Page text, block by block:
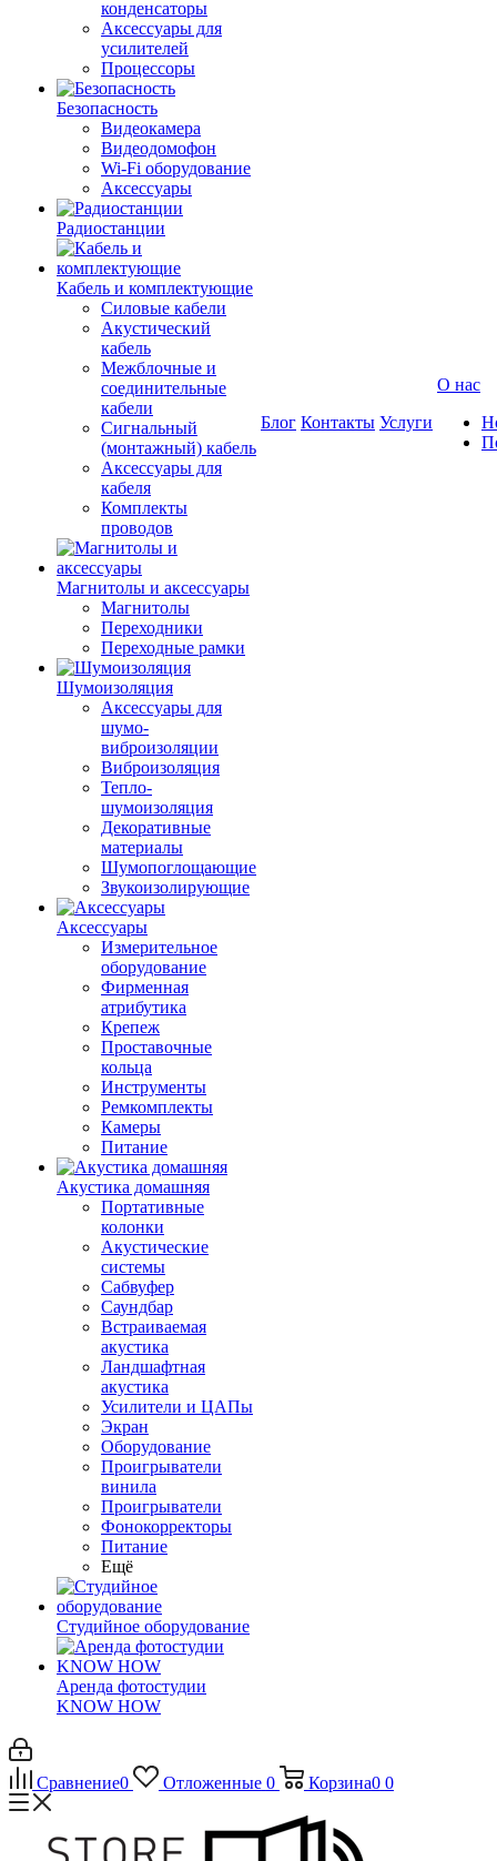
конденсаторы
Аксессуары для
усилителей
Процессоры
Безопасность
Видеокамера
Видеодомофон
Wi-Fi оборудование
Аксессуары
Радиостанции
Кабель и комплектующие
Силовые кабели
Акустический
кабель
Межблочные и
соединительные
кабели
Сигнальный
(монтажный) кабель
Аксессуары для
кабеля
Комплекты
проводов
Магнитолы и аксессуары
Магнитолы
Переходники
Переходные рамки
Шумоизоляция
Аксессуары для
шумо-
виброизоляции
Виброизоляция
Тепло-
шумоизоляция
Декоративные
материалы
Шумопоглощающие
Звукоизолирующие
Аксессуары
Измерительное
оборудование
Фирменная
атрибутика
Крепеж
Проставочные
кольца
Инструменты
Ремкомплекты
Камеры
Питание
Акустика домашняя
Портативные
колонки
Акустические
системы
Сабвуфер
Саундбар
Встраиваемая
акустика
Ландшафтная
акустика
Усилители и ЦАПы
Экран
Оборудование
Проигрыватели
винила
Проигрыватели
Фонокорректоры
Питание
Ещё
Студийное оборудование
Аренда фотостудии
KNOW HOW
Блог Контакты Услуги
О нас
Сравнение0 Отложенные 0 Корзина0 0